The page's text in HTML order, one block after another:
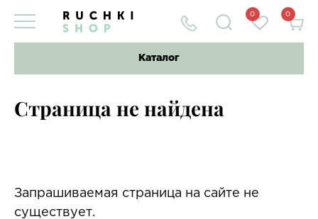
0 0
Каталог
Страница не найдена
Запрашиваемая страница на сайте не
существует.